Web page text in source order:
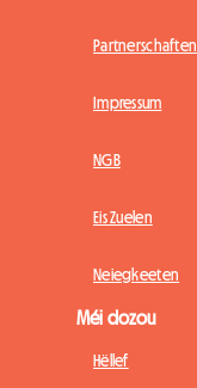
Partnerschaften
Impressum
NGB
Eis Zuelen
Neiegkeeten
Méi dozou
Hëllef